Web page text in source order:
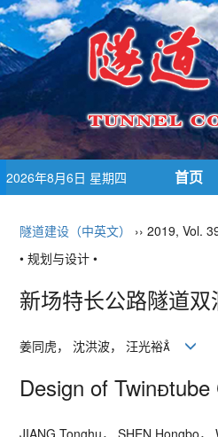
2026年8月6日 星期四 首页
隧道建设（中英文） ›› 2019, Vol.
• 规划与设计 •
新场特长公路隧道
姜同虎， 沈洪波， 汪光裕
Design of
JIANG Tonghu， SHEN Hongbo